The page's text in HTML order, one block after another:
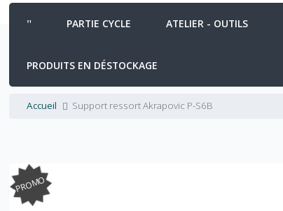
PARTIE CYCLE ATELIER - OUTILS
PRODUITS EN DÉSTOCKAGE
Accueil Support ressort Akrapovic P-S6B
PROMO